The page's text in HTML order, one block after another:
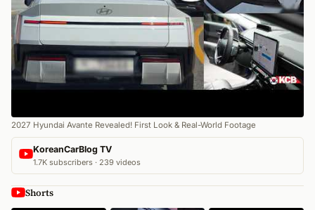
2027 Hyundai Avante Revealed! First Look & Real-World Footage
KoreanCarBlog TV
1.7K subscribers · 239 videos
Shorts